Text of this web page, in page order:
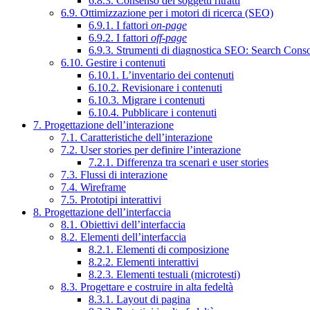
6.9. Ottimizzazione per i motori di ricerca (SEO)
6.9.1. I fattori on-page
6.9.2. I fattori off-page
6.9.3. Strumenti di diagnostica SEO: Search
6.10. Gestire i contenuti
6.10.1. L’inventario dei contenuti
6.10.2. Revisionare i contenuti
6.10.3. Migrare i contenuti
6.10.4. Pubblicare i contenuti
7. Progettazione dell’interazione
7.1. Caratteristiche dell’interazione
7.2. User stories per definire l’interazione
7.2.1. Differenza tra scenari e user stories
7.3. Flussi di interazione
7.4. Wireframe
7.5. Prototipi interattivi
8. Progettazione dell’interfaccia
8.1. Obiettivi dell’interfaccia
8.2. Elementi dell’interfaccia
8.2.1. Elementi di composizione
8.2.2. Elementi interattivi
8.2.3. Elementi testuali (microtesti)
8.3. Progettare e costruire in alta fedeltà
8.3.1. Layout di pagina